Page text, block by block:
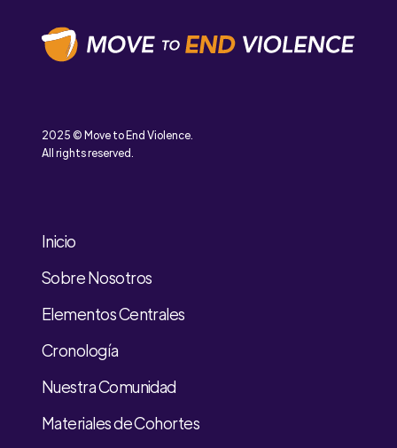
2025 © Move to End Violence.
All rights reserved.
Inicio
Sobre Nosotros
Elementos Centrales
Cronología
Nuestra Comunidad
Materiales de Cohortes